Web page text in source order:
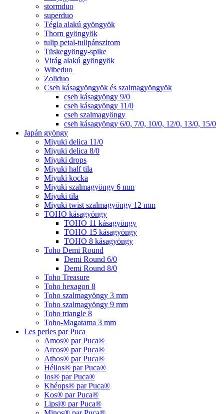
stormduo
superduo
Tégla alakú gyöngyök
Thorn gyöngyök
tulip petal-tulipánszirom
Tüskegyöngy-spike
Virág alakú gyöngyök
Wibeduo
Zoliduo
Cseh kásagyöngyök és szalmagyöngyök
cseh kásagyöngy 9/0
cseh kásagyöngy 11/0
cseh szalmagyöngy
cseh kásagyöngy 6/0, 7/0, 10/0, 12/0, 13/0, 15/0
Japán gyöngy
Miyuki delica 11/0
Miyuki delica 8/0
Miyuki drops
Miyuki half tila
Miyuki kocka
Miyuki szalmagyöngy 6 mm
Miyuki tila
Miyuki twist szalmagyöngy 12 mm
TOHO kásagyöngy
TOHO 11 kásagyöngy
TOHO 15 kásagyöngy
TOHO 8 kásagyöngy
Toho Demi Round
Demi Round 6/0
Demi Round 8/0
Toho Treasure
Toho hexagon 8
Toho szalmagyöngy 3 mm
Toho szalmagyöngy 9 mm
Toho triangle 8
Toho-Magatama 3 mm
Les perles par Puca
Amos® par Puca®
Arcos® par Puca®
Athos® par Puca®
Hélios® par Puca®
Ios® par Puca®
Khéops® par Puca®
Kos® par Puca®
Lipsi® par Puca®